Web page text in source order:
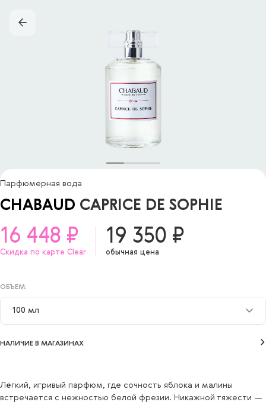
Парфюмерная вода
CHABAUD CAPRICE DE SOPHIE
ОБЪЕМ:
100 мл
30 мл
16 448 ₽
Скидка по карте Clear
19 350 ₽
обычная цена
НАЛИЧИЕ В МАГАЗИНАХ
Лёгкий, игривый парфюм, где сочность яблока и малины
встречается с нежностью белой фрезии. Никажной тяжести —